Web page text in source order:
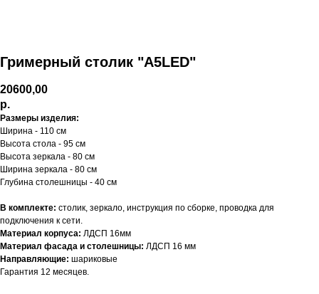
Гримерный столик "А5LED"
20600,00
р.
Размеры изделия:
Ширина - 110 см
Высота стола - 95 см
Высота зеркала - 80 см
Ширина зеркала - 80 см
Глубина столешницы - 40 см
В комплекте: столик, зеркало, инструкция по сборке, проводка для
подключения к сети.
Материал корпуса: ЛДСП 16мм
Материал фасада и столешницы: ЛДСП 16 мм
Направляющие: шариковые
Гарантия 12 месяцев.